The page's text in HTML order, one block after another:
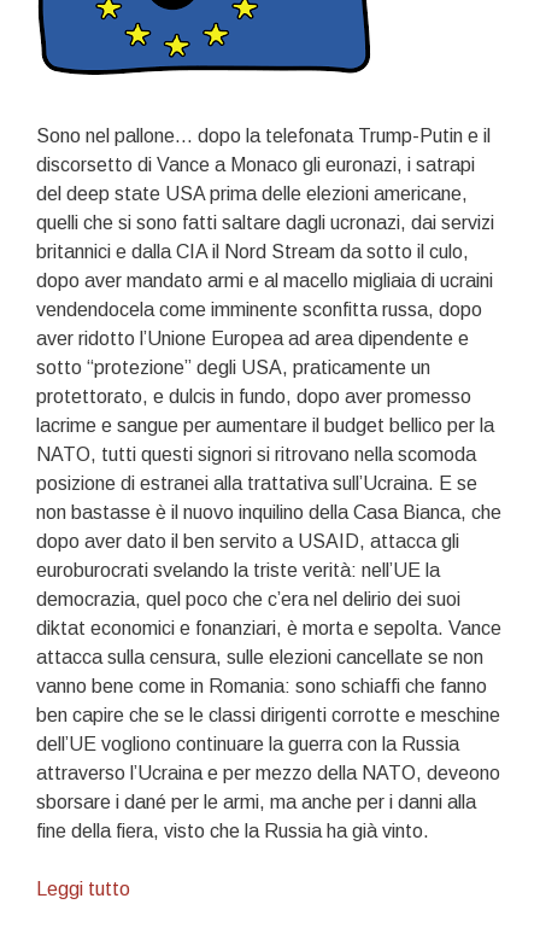
Sono nel pallone… dopo la telefonata Trump-Putin e il
discorsetto di Vance a Monaco gli euronazi, i satrapi
del deep state USA prima delle elezioni americane,
quelli che si sono fatti saltare dagli ucronazi, dai servizi
britannici e dalla CIA il Nord Stream da sotto il culo,
dopo aver mandato armi e al macello migliaia di ucraini
vendendocela come imminente sconfitta russa, dopo
aver ridotto l’Unione Europea ad area dipendente e
sotto “protezione” degli USA, praticamente un
protettorato, e dulcis in fundo, dopo aver promesso
lacrime e sangue per aumentare il budget bellico per la
NATO, tutti questi signori si ritrovano nella scomoda
posizione di estranei alla trattativa sull’Ucraina. E se
non bastasse è il nuovo inquilino della Casa Bianca, che
dopo aver dato il ben servito a USAID, attacca gli
euroburocrati svelando la triste verità: nell’UE la
democrazia, quel poco che c’era nel delirio dei suoi
diktat economici e fonanziari, è morta e sepolta. Vance
attacca sulla censura, sulle elezioni cancellate se non
vanno bene come in Romania: sono schiaffi che fanno
ben capire che se le classi dirigenti corrotte e meschine
dell’UE vogliono continuare la guerra con la Russia
attraverso l’Ucraina e per mezzo della NATO, deveono
sborsare i dané per le armi, ma anche per i danni alla
fine della fiera, visto che la Russia ha già vinto.
Leggi tuttoRossobruni